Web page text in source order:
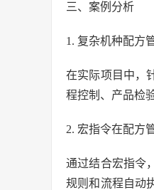
三、案例分析
1. 复杂机种配方
在实际项目中，
程控制、产品检
2. 宏指令在配方
通过结合宏指令
规则和流程自动